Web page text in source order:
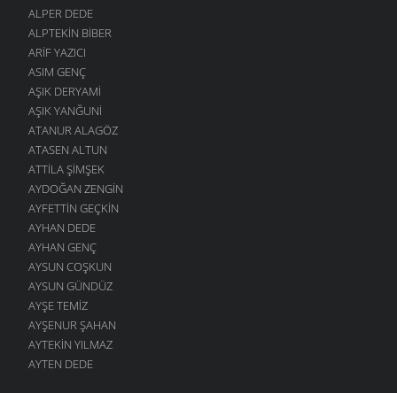
ALPER DEDE
ALPTEKIN BIBER
ARIF YAZICI
ASIM GENÇ
AŞIK DERYAMI
AŞIK YANĞUNI
ATANUR ALAGÖZ
ATASEN ALTUN
ATTILA ŞIMŞEK
AYDOĞAN ZENGIN
AYFETTIN GEÇKIN
AYHAN DEDE
AYHAN GENÇ
AYSUN COŞKUN
AYSUN GÜNDÜZ
AYŞE TEMIZ
AYŞENUR ŞAHAN
AYTEKIN YILMAZ
AYTEN DEDE